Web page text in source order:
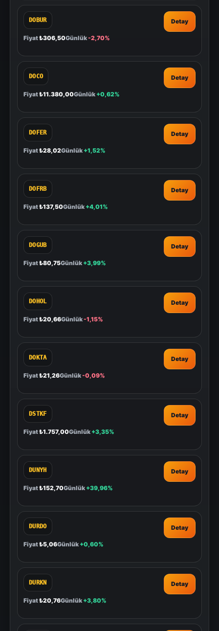
DOBUR
Fiyat₺306,50Günlük-2,70%
Detay
DOCO
Fiyat₺11.380,00Günlük +0,62%
Detay
DOFER
Fiyat₺28,02Günlük +1,52%
Detay
DOFRB
Fiyat₺137,50Günlük +4,01%
Detay
DOGUB
Fiyat₺80,75Günlük +3,99%
Detay
DOHOL
Fiyat₺20,66Günlük-1,15%
Detay
DOKTA
Fiyat₺21,26Günlük-0,09%
Detay
DSTKF
Fiyat₺1.757,00Günlük +3,35%
Detay
DUNYH
Fiyat₺152,70Günlük +39,96%
Detay
DURDO
Fiyat₺5,06Günlük +0,60%
Detay
DURKN
Fiyat₺20,76Günlük +3,80%
Detay